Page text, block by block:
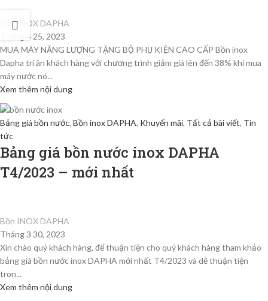
Bồn INOX DAPHA
Tháng 4 25, 2023
MUA MÁY NĂNG LƯỢNG TẶNG BỘ PHỤ KIỆN CAO CẤP Bồn inox
Dapha tri ân khách hàng với chương trình giảm giá lên đến 38% khi mua
máy nước nó...
Xem thêm nội dung
Bảng giá bồn nước, Bồn inox DAPHA, Khuyến mãi, Tất cả bài viết, Tin
tức
Bảng giá bồn nước inox DAPHA
T4/2023 – mới nhất
Bồn INOX DAPHA
Tháng 3 30, 2023
Xin chào quý khách hàng, để thuận tiện cho quý khách hàng tham khảo
bảng giá bồn nước inox DAPHA mới nhất T4/2023 và dễ thuận tiện
tron...
Xem thêm nội dung